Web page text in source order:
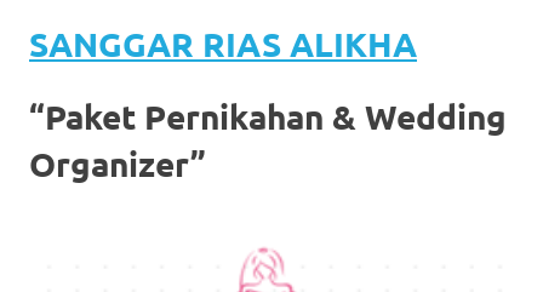
To
learn
more
about
SANGGAR RIAS ALIKHA
“Paket Pernikahan & Wedding
Organizer”